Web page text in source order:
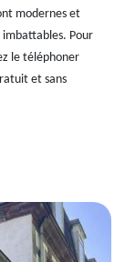
modernes et
imbattables. Pour
le téléphoner
et sans